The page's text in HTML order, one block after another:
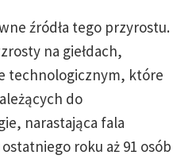
źródła tego przyrostu.
na giełdach,
technologicznym, które
do
narastająca fala
roku aż 91 osób